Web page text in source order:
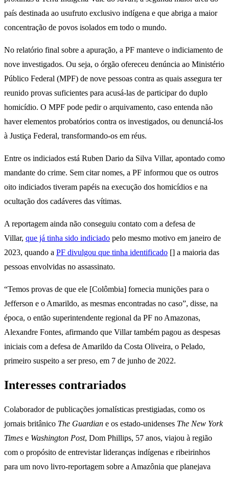
país destinada ao usufruto exclusivo indígena e que abriga a maior
concentração de povos isolados em todo o mundo.
No relatório final sobre a apuração, a PF manteve o indiciamento de
nove investigados. Ou seja, o órgão ofereceu denúncia ao Ministério
Público Federal (MPF) de nove pessoas contra as quais assegura ter
reunido provas suficientes para acusá-las de participar do duplo
homicídio. O MPF pode pedir o arquivamento, caso entenda não
haver elementos probatórios contra os investigados, ou denunciá-los
à Justiça Federal, transformando-os em réus.
Entre os indiciados está Ruben Dario da Silva Villar, apontado como
mandante do crime. Sem citar nomes, a PF informou que os outros
oito indiciados tiveram papéis na execução dos homicídios e na
ocultação dos cadáveres das vítimas.
A reportagem ainda não conseguiu contato com a defesa de
Villar, que já tinha sido indiciado pelo mesmo motivo em janeiro de
2023, quando a PF divulgou que tinha identificado [] a maioria das
pessoas envolvidas no assassinato.
“Temos provas de que ele [Colômbia] fornecia munições para o
Jefferson e o Amarildo, as mesmas encontradas no caso”, disse, na
época, o então superintendente regional da PF no Amazonas,
Alexandre Fontes, afirmando que Villar também pagou as despesas
iniciais com a defesa de Amarildo da Costa Oliveira, o Pelado,
primeiro suspeito a ser preso, em 7 de junho de 2022.
Interesses contrariados
Colaborador de publicações jornalísticas prestigiadas, como os
jornais britânico The Guardian e os estado-unidenses The New York
Times e Washington Post, Dom Phillips, 57 anos, viajou à região
com o propósito de entrevistar lideranças indígenas e ribeirinhos
para um novo livro-reportagem sobre a Amazônia que planejava